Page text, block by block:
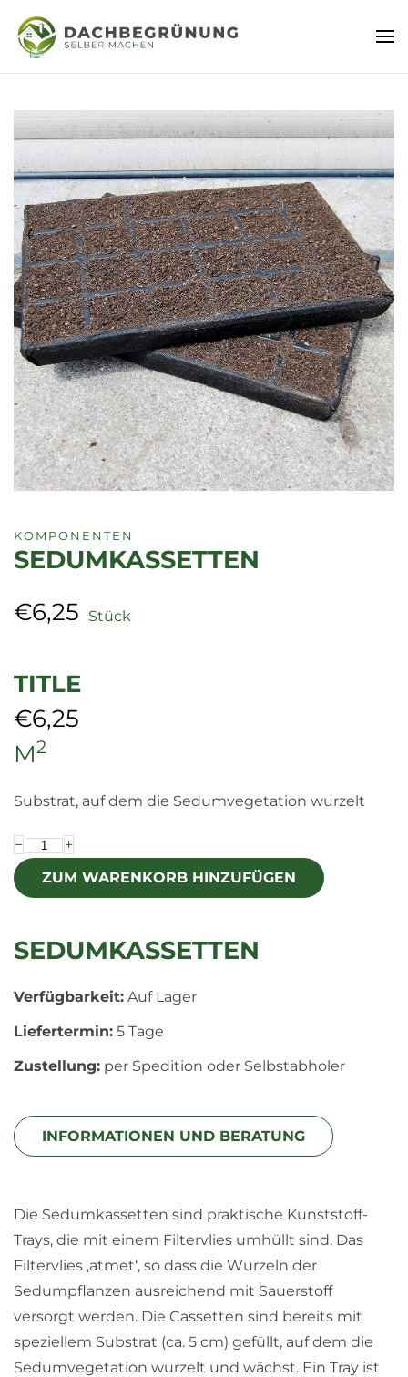
KOMPONENTEN
SEDUMKASSETTEN
€6,25 Stück
TITLE
€6,25
M2
Substrat, auf dem die Sedumvegetation wurzelt
− +
SEDUMKASSETTEN
Verfügbarkeit: Auf Lager
Liefertermin: 5 Tage
Zustellung: per Spedition oder Selbstabholer
INFORMATIONEN UND BERATUNG
Die Sedumkassetten sind praktische Kunststoff-
Trays, die mit einem Filtervlies umhüllt sind. Das
Filtervlies ‚atmet‘, so dass die Wurzeln der
Sedumpflanzen ausreichend mit Sauerstoff
versorgt werden. Die Cassetten sind bereits mit
speziellem Substrat (ca. 5 cm) gefüllt, auf dem die
Sedumvegetation wurzelt und wächst. Ein Tray ist